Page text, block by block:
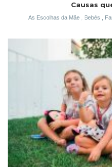
Causas
As Escolhas da Mãe, Bebés